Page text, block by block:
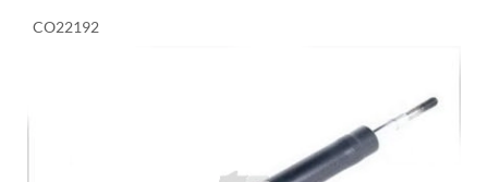
CO22192